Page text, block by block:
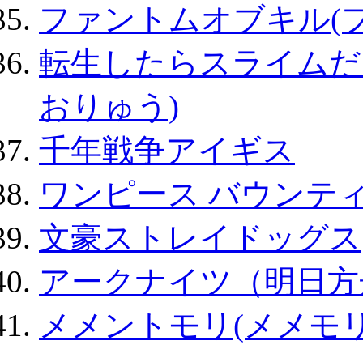
ファントムオブキル(
転生したらスライム
おりゅう)
千年戦争アイギス
ワンピース バウンテ
文豪ストレイドッグス
アークナイツ（明日
メメントモリ(メメモ